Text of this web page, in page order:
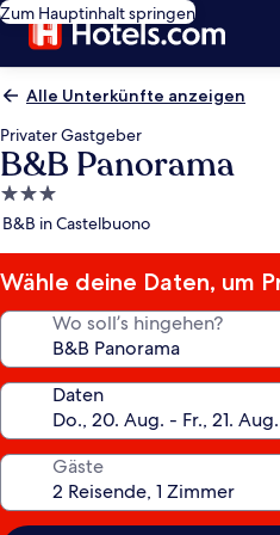
Zum Hauptinhalt springen
Alle Unterkünfte anzeigen
Privater Gastgeber
B&B Panorama
3.0-
Sterne-
B&B in Castelbuono
Wähle deine Daten, um
Wo soll’s hingehen?
Daten
Gäste